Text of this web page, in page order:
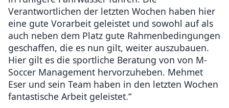
Verantwortlichen der letzten Wochen haben hier
eine gute Vorarbeit geleistet und sowohl auf als
auch neben dem Platz gute Rahmenbedingungen
geschaffen, die es nun gilt, weiter auszubauen.
Hier gilt es die sportliche Beratung von von M-
Soccer Management hervorzuheben. Mehmet
Eser und sein Team haben in den letzten Wochen
fantastische Arbeit geleistet.“